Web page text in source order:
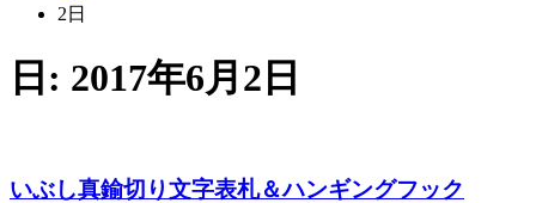
2日
日: 2017年6月2日
いぶし真鍮切り文字表札＆ハンギングフック